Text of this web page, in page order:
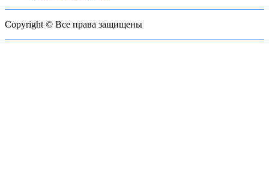
Copyright © Все права защищены